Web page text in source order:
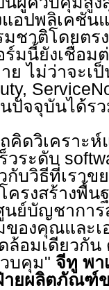
อปพลิเคชัน
ชาติโดยตร
มนี้ยังเชื่อม
ย ไม่ว่าจะเ
นปัจจุบันได้ร
คิดวิเคราะห์
วระดับ
กับวิธีที่เราข
ครงสร้างพื้
นย์บัญชาการ
องคุณและเ
ล้อมเดียวกั
บคุม" จีทู พา
ายผลิตภัณฑ์